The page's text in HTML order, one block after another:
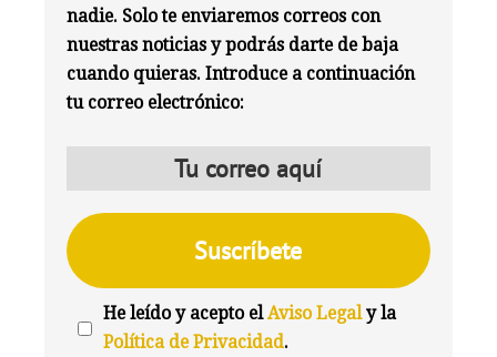
nadie. Solo te enviaremos correos con
nuestras noticias y podrás darte de baja
cuando quieras. Introduce a continuación
tu correo electrónico:
He leído y acepto elAviso Legaly la
Política de Privacidad.